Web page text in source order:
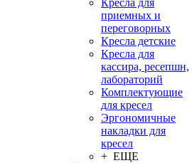
Кресла для
приемных и
переговорных
Кресла детские
Кресла для
кассира, ресепшн,
лабораторий
Комплектующие
для кресел
Эргономичные
накладки для
кресел
+ ЕЩЕ